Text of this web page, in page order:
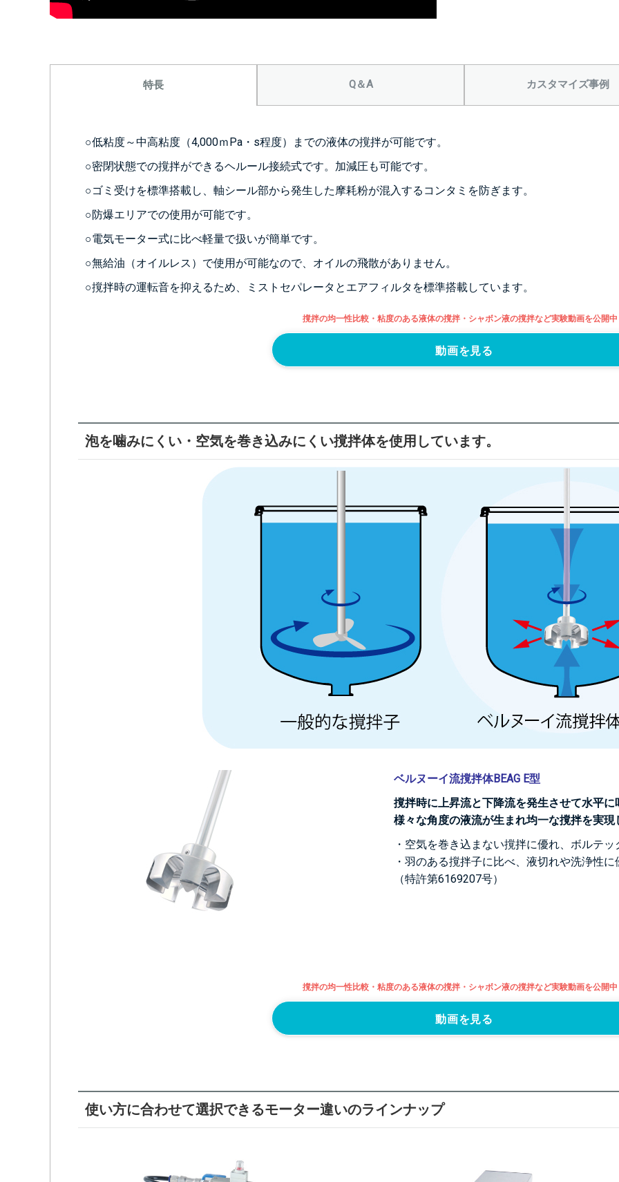
特長 Q＆A カスタマイズ事例
○低粘度～中高粘度（4,000ｍPa・s程度）までの液体の撹拌が可能です。
○密閉状態での撹拌ができるヘルール接続式です。加減圧も可能です。
○ゴミ受けを標準搭載し、軸シール部から発生した摩耗粉が混入するコンタミを防ぎます。
○防爆エリアでの使用が可能です。
○電気モーター式に比べ軽量で扱いが簡単です。
○無給油（オイルレス）で使用が可能なので、オイルの飛散がありません。
○撹拌時の運転音を抑えるため、ミストセパレータとエアフィルタを標準搭載しています。
撹拌の均一性比較・粘度のある液体の撹拌・シャボン液の撹拌など実験動画を公開
動画を見る
泡を噛みにくい・空気を巻き込みにくい撹拌体を使用しています。
ベルヌーイ流撹拌体BEAG E型
撹拌時に上昇流と下降流を発生させて水平に
様々な角度の液流が生まれ均一な撹拌を実現
・空気を巻き込まない撹拌に優れ、ボルテ
・羽のある撹拌子に比べ、液切れや洗浄性
（特許第6169207号）
撹拌の均一性比較・粘度のある液体の撹拌・シャボン液の撹拌など実験動画を公開
動画を見る
使い方に合わせて選択できるモーター違いのラインナップ